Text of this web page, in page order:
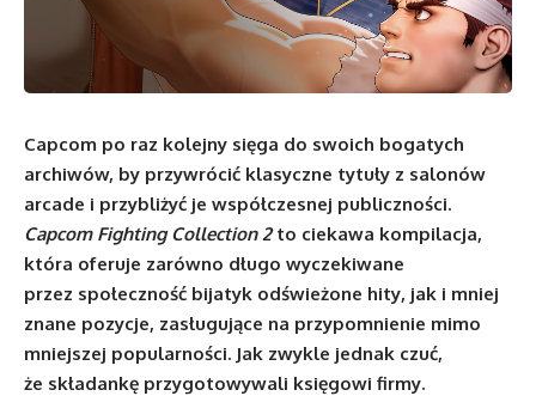
Capcom po raz kolejny sięga do swoich bogatych
archiwów, by przywrócić klasyczne tytuły z salonów
arcade i przybliżyć je współczesnej publiczności.
Capcom Fighting Collection 2to ciekawa kompilacja,
która oferuje zarówno długo wyczekiwane
przez społeczność bijatyk odświeżone hity, jak i mniej
znane pozycje, zasługujące na przypomnienie mimo
mniejszej popularności. Jak zwykle jednak czuć,
że składankę przygotowywali księgowi firmy.